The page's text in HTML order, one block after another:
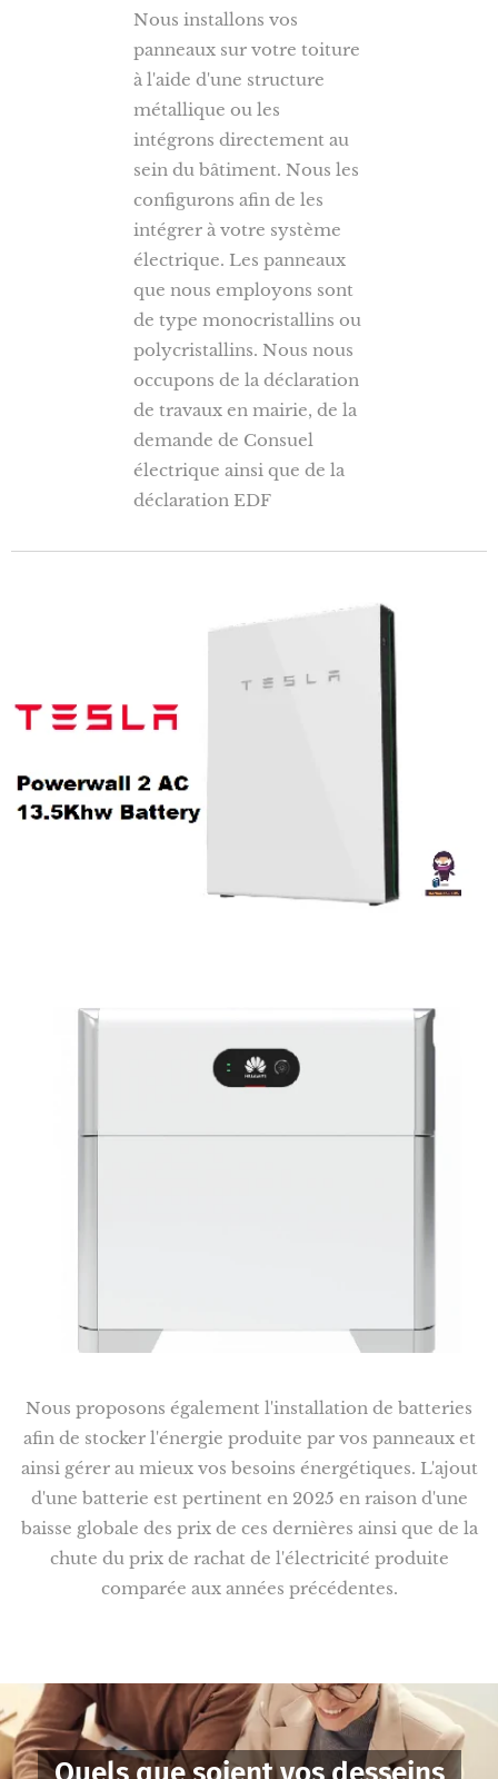
Nous installons vos
panneaux sur votre toiture
à l'aide d'une structure
métallique ou les
intégrons directement au
sein du bâtiment. Nous les
configurons afin de les
intégrer à votre système
électrique. Les panneaux
que nous employons sont
de type monocristallins ou
polycristallins. Nous nous
occupons de la déclaration
de travaux en mairie, de la
demande de Consuel
électrique ainsi que de la
déclaration EDF
Nous proposons également l'installation de batteries
afin de stocker l'énergie produite par vos panneaux et
ainsi gérer au mieux vos besoins énergétiques. L'ajout
d'une batterie est pertinent en 2025 en raison d'une
baisse globale des prix de ces dernières ainsi que de la
chute du prix de rachat de l'électricité produite
comparée aux années précédentes.